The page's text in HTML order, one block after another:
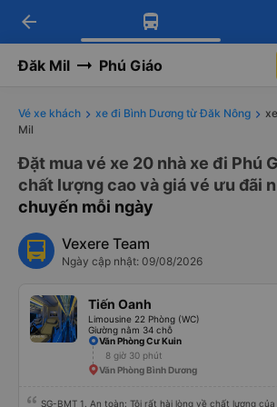
Tải app Vexere ngay!
Nhận ưu đãi thành viên độc
Tải app Vexere
-30k/ghế khi đặt vé máy bay
arrow_back
Đăk Mil Phú Giáo
Vé xe khách xe đi Bình Dương từ Đăk Nông
Mil
Đặt mua vé xe 20 nhà xe đi Phú
chất lượng cao và giá vé ưu đãi
chuyến mỗi ngày
Vexere Team
Ngày cập nhật: 09/08/2026
Tiến Oanh
Limousine 22 Phòng (WC)
Giường nằm 34 chỗ
Văn Phòng Cư Kuin
8 giờ 30 phút
Văn Phòng Bình Dương
SG-BMT 1. An toàn: Tôi rất hài lòng về chất lượng của xe khách của Tiến